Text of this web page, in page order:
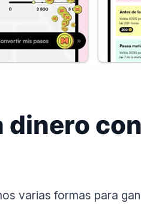
dinero
varias formas para